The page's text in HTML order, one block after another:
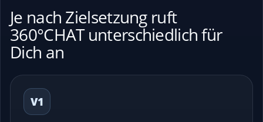
Je nach Zielsetzung ruft
360°CHAT unterschiedlich für
Dich an
V1